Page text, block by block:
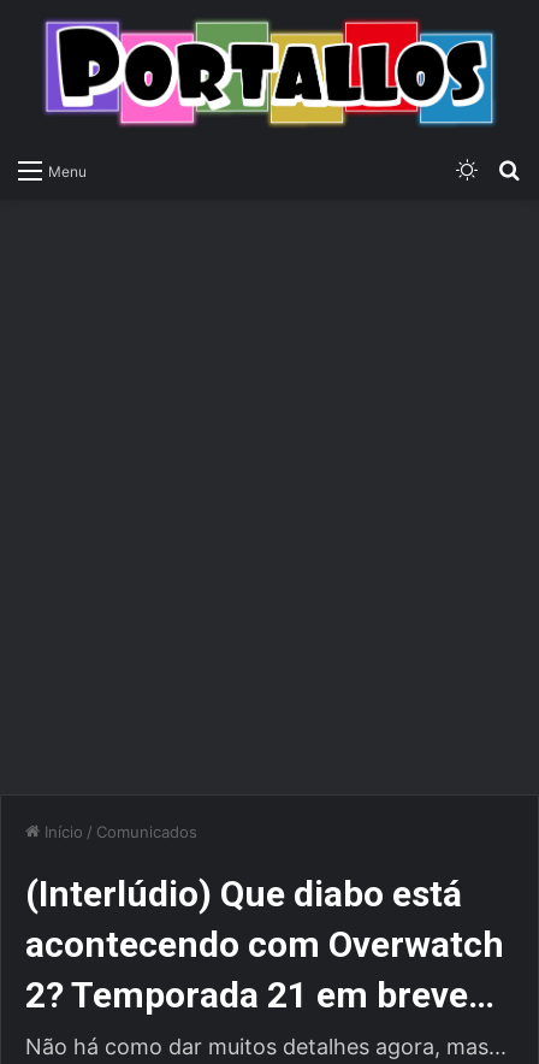
Menu
Início / Comunicados
(Interlúdio) Que diabo está
acontecendo com Overwatch
2? Temporada 21 em breve…
Não há como dar muitos detalhes agora, mas...